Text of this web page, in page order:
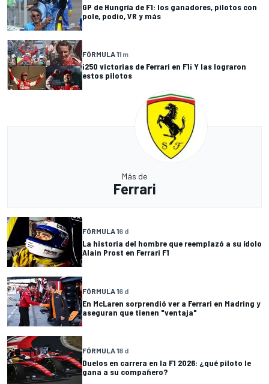
GP de Hungría de F1: los ganadores, pilotos con
pole, podio, VR y más
FÓRMULA 11 m
¡250 victorias de Ferrari en F1¡ Y las lograron
estos pilotos
Más de
Ferrari
FÓRMULA 16 d
La historia del hombre que reemplazó a su ídolo
Alain Prost en Ferrari F1
FÓRMULA 16 d
En McLaren sorprendió ver a Ferrari en Madring y
aseguran que tienen "ventaja"
FÓRMULA 18 d
Duelos en carrera en la F1 2026: ¿qué piloto le
gana a su compañero?